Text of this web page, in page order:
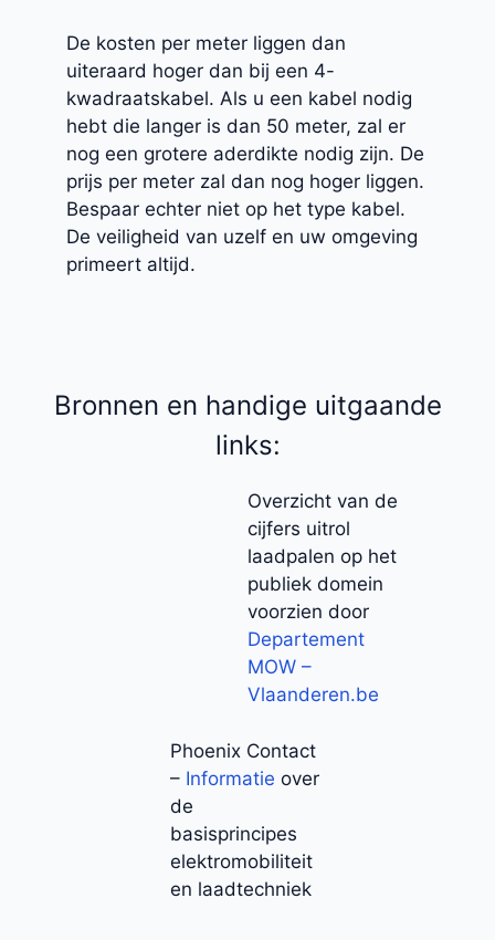
De kosten per meter liggen dan
uiteraard hoger dan bij een 4-
kwadraatskabel. Als u een kabel nodig
hebt die langer is dan 50 meter, zal er
nog een grotere aderdikte nodig zijn. De
prijs per meter zal dan nog hoger liggen.
Bespaar echter niet op het type kabel.
De veiligheid van uzelf en uw omgeving
primeert altijd.
Bronnen en handige uitgaande
links:
Overzicht van de
cijfers uitrol
laadpalen op het
publiek domein
voorzien door
Departement
MOW –
Vlaanderen.be
Phoenix Contact
– Informatie over
de
basisprincipes
elektromobiliteit
en laadtechniek